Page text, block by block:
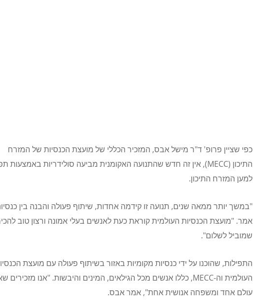
כפי שציין פרופ' ד"ר מישל אבס, המזכיר הכללי של מועצת הכנסיות של המזרח
התיכון (MECC)
, אין זה חדש שהתנועה האקומנית מביעה סולידריות באמצעות
למען המזרח התיכון.
"במשך יותר ממאה שנים, תנועה זו קידמה אחדות, שיתוף פעולה והבנה בין
אמר. "מועצת הכנסיות העולמית קוראת כעת לאנשים בעלי אמונה ורצון טוב
שמוביל לשלום".
התפילות, שהוכנו על ידי כנסיות מקומיות באזור בשיתוף פעולה עם מועצת
העולמית וה-MECC, כללו אנשים מכל הגילאים, המינים והיבשות. "אנו מזכירים
עולם אחד ומשפחה אנושית אחת", אמר אבס.